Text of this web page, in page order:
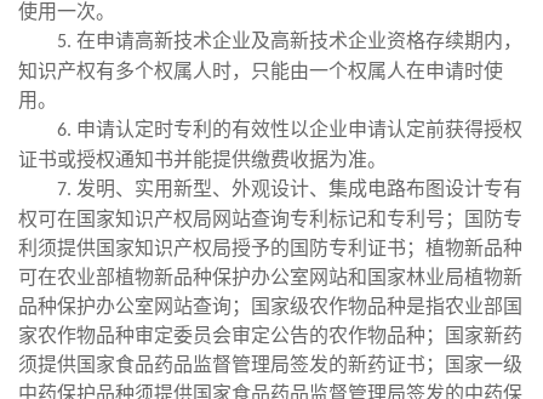
使用一次。
5. 在申请高新技术企业及高新技术企业资格存续期内，
知识产权有多个权属人时，只能由一个权属人在申请时使
用。
6. 申请认定时专利的有效性以企业申请认定前获得授权
证书或授权通知书并能提供缴费收据为准。
7. 发明、实用新型、外观设计、集成电路布图设计专有
权可在国家知识产权局网站查询专利标记和专利号；国防专
利须提供国家知识产权局授予的国防专利证书；植物新品种
可在农业部植物新品种保护办公室网站和国家林业局植物新
品种保护办公室网站查询；国家级农作物品种是指农业部国
家农作物品种审定委员会审定公告的农作物品种；国家新药
须提供国家食品药品监督管理局签发的新药证书；国家一级
中药保护品种须提供国家食品药品监督管理局签发的中药保